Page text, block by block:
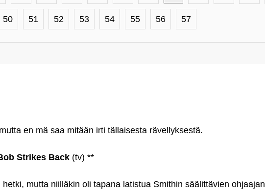
50 51 52 53 54 55 56 57
en mä saa mitään irti tällaisesta rävellyksestä.
Strikes Back (tv) **
mutta niilläkin oli tapana latistua Smithin säälittävien ohjaajan